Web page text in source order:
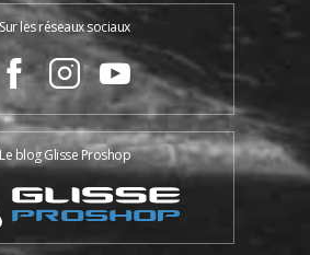
Sur les réseaux sociaux
Le blog Glisse Proshop